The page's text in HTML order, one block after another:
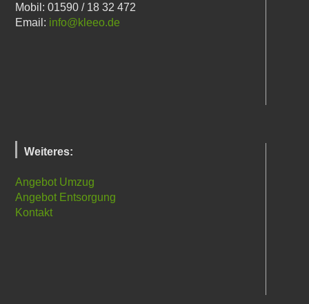
Mobil: 01590 / 18 32 472
Email: info@kleeo.de
Weiteres:
Angebot Umzug
Angebot Entsorgung
Kontakt